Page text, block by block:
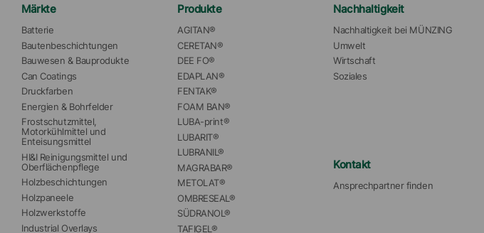
Schmelzbereich 141°C
Verfügbarkeit
EMEA
Amerika
Märkte
Batterie
Bautenbeschichtungen
Bauwesen & Bauprodukte
Can Coatings
Druckfarben
Energien & Bohrfelder
Frostschutzmittel,
Motorkühlmittel und
Enteisungsmittel
HI&I Reinigungsmittel und
Oberflächenpflege
Holzbeschichtungen
Holzpaneele
Holzwerkstoffe
Industrial Overlays
Produkte
AGITAN®
CERETAN®
DEE FO®
EDAPLAN®
FENTAK®
FOAM BAN®
LUBA-print®
LUBARIT®
LUBRANIL®
MAGRABAR®
METOLAT®
OMBRESEAL®
SÜDRANOL®
TAFIGEL®
Nachhaltigkeit
Nachhaltigkeit bei MÜNZING
Umwelt
Wirtschaft
Soziales
Kontakt
Ansprechpartner finden